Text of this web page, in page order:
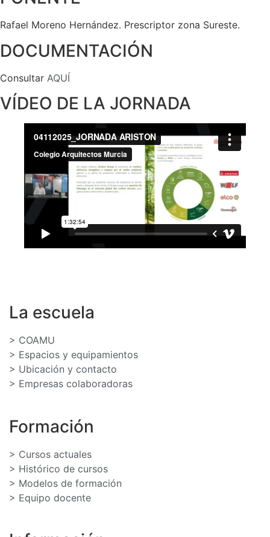
Rafael Moreno Hernández. Prescriptor zona Sureste.
DOCUMENTACIÓN
Consultar AQUÍ
VÍDEO DE LA JORNADA
La escuela
> COAMU
> Espacios y equipamientos
> Ubicación y contacto
> Empresas colaboradoras
Formación
> Cursos actuales
> Histórico de cursos
> Modelos de formación
> Equipo docente